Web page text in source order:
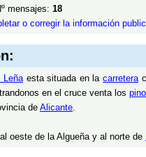
mensajes: 18
o corregir la información
Leñaesta situada en lacarretera
en el cruce venta los
de Alicante.
oeste de la Algueña y al norte de